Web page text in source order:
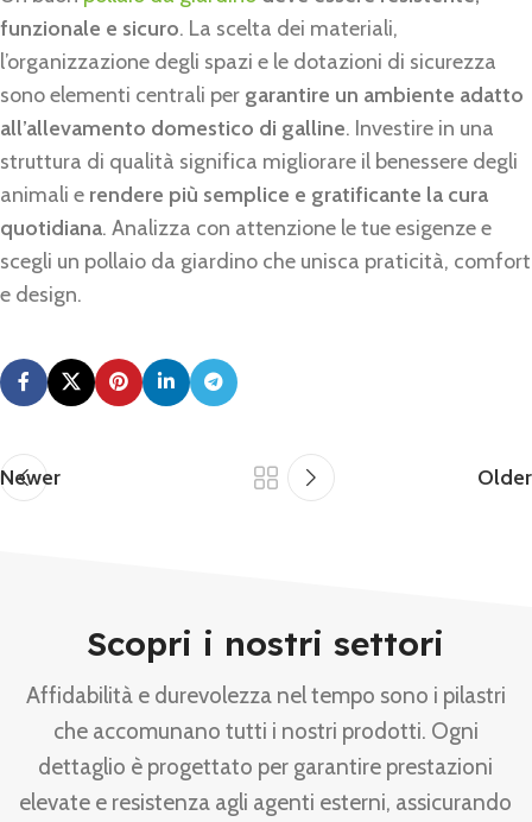
funzionale e sicuro. La scelta dei materiali,
l’organizzazione degli spazi e le dotazioni di sicurezza
sono elementi centrali per garantire un ambiente adatto
all’allevamento domestico di galline. Investire in una
struttura di qualità significa migliorare il benessere degli
animali e rendere più semplice e gratificante la cura
quotidiana. Analizza con attenzione le tue esigenze e
scegli un pollaio da giardino che unisca praticità, comfort
e design.
Newer Older
Scopri i nostri settori
Affidabilità e durevolezza nel tempo sono i pilastri
che accomunano tutti i nostri prodotti. Ogni
dettaglio è progettato per garantire prestazioni
elevate e resistenza agli agenti esterni, assicurando